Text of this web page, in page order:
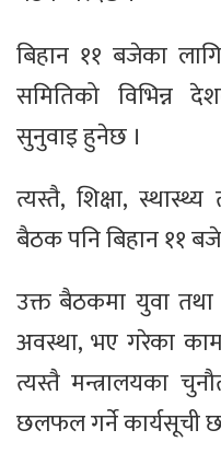
बिहान ११ बजेका
समितिको विभिन्न
सुनुवाइ हुनेछ ।
त्यस्तै, शिक्षा,
बैठक पनि बिहान ११
उक्त बैठकमा युवा तथा
अवस्था, भए गरेका
त्यस्तै मन्त्रालयका
छलफल गर्ने कार्यसूची